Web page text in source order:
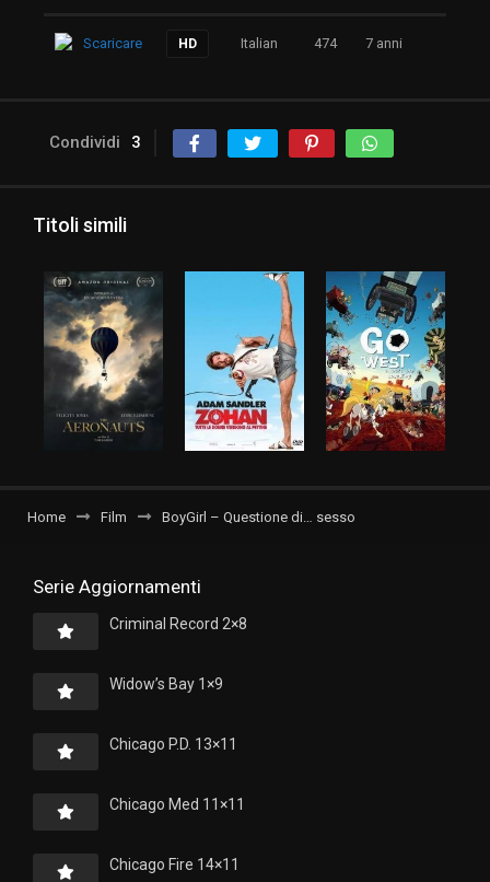
Scaricare HD Italian 474 7 anni
Condividi 3
Titoli simili
Home Film BoyGirl – Questione di… sesso
Serie Aggiornamenti
Criminal Record 2×8
Widow’s Bay 1×9
Chicago P.D. 13×11
Chicago Med 11×11
Chicago Fire 14×11